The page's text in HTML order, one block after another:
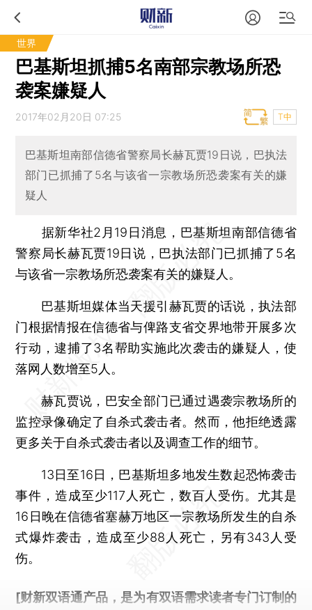
世界
巴基斯坦抓捕5名南部宗教场所恐
袭案嫌疑人
2017年02月20日 07:25 T中
巴基斯坦南部信德省警察局长赫瓦贾19日说，巴执法
部门已抓捕了5名与该省一宗教场所恐袭案有关的嫌
疑人
据新华社2月19日消息，巴基斯坦南部信德省
警察局长赫瓦贾19日说，巴执法部门已抓捕了5名
与该省一宗教场所恐袭案有关的嫌疑人。
巴基斯坦媒体当天援引赫瓦贾的话说，执法部
门根据情报在信德省与俾路支省交界地带开展多次
行动，逮捕了3名帮助实施此次袭击的嫌疑人，使
落网人数增至5人。
赫瓦贾说，巴安全部门已通过遇袭宗教场所的
监控录像确定了自杀式袭击者。然而，他拒绝透露
更多关于自杀式袭击者以及调查工作的细节。
13日至16日，巴基斯坦多地发生数起恐怖袭击
事件，造成至少117人死亡，数百人受伤。尤其是
16日晚在信德省塞赫万地区一宗教场所发生的自杀
式爆炸袭击，造成至少88人死亡，另有343人受
伤。
[财新双语通产品，是为有双语需求读者专门订制的